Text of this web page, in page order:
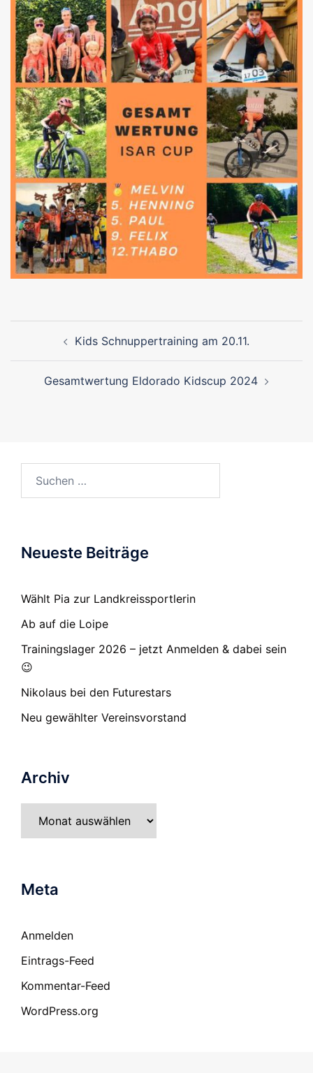
Kids Schnuppertraining am 20.11.
Gesamtwertung Eldorado Kidscup 2024
Neueste Beiträge
Wählt Pia zur Landkreissportlerin
Ab auf die Loipe
Trainingslager 2026 – jetzt Anmelden & dabei sein
😉
Nikolaus bei den Futurestars
Neu gewählter Vereinsvorstand
Archiv
Meta
Anmelden
Eintrags-Feed
Kommentar-Feed
WordPress.org